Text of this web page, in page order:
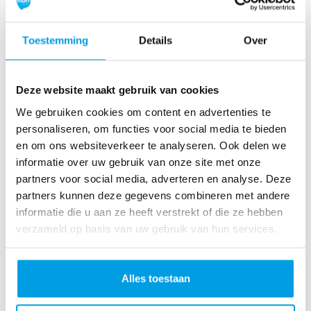
Toestemming Details Over
Deze website maakt gebruik van cookies
We gebruiken cookies om content en advertenties te
personaliseren, om functies voor social media te bieden
en om ons websiteverkeer te analyseren. Ook delen we
informatie over uw gebruik van onze site met onze
partners voor social media, adverteren en analyse. Deze
partners kunnen deze gegevens combineren met andere
informatie die u aan ze heeft verstrekt of die ze hebben
verzameld op basis van uw gebruik van hun services.
Alles toestaan
rc
te
R
u
n
L
o
ve
Li
fe
n
S